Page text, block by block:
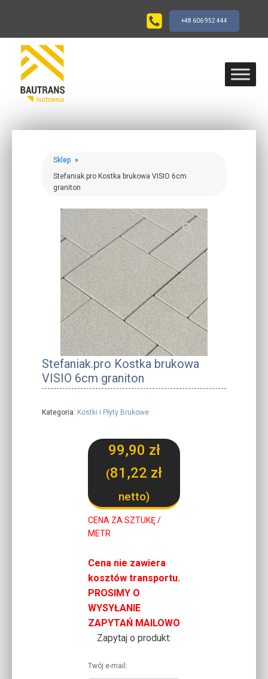
+48 606 952 444
Sklep »
Stefaniak.pro Kostka brukowa VISIO 6cm
graniton
Stefaniak.pro Kostka brukowa
VISIO 6cm graniton
Kategoria: Kostki i Płyty Brukowe
99,90 zł
(81,22 zł
netto)
CENA ZA SZTUKĘ /
METR
Cena nie zawiera
kosztów transportu.
PROSIMY O
WYSYŁANIE
ZAPYTAŃ MAILOWO
Zapytaj o produkt:
Twój e-mail: